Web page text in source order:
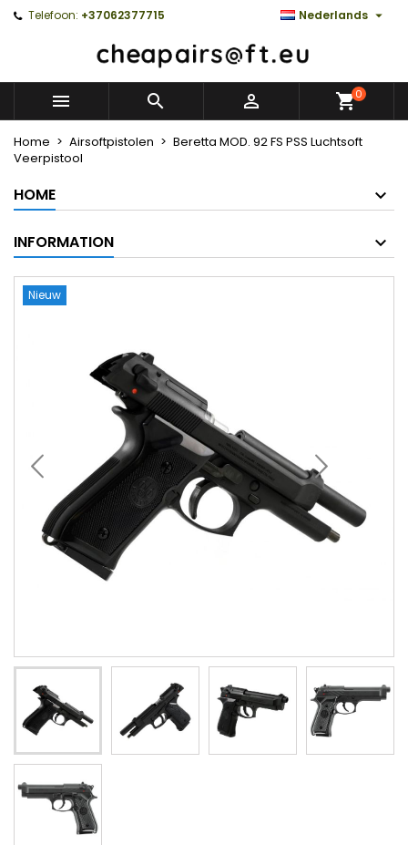
Telefoon: +37062377715 Nederlands 
   0
Home Airsoftpistolen
Beretta MOD. 92 FS PSS Luchtsoft
Veerpistool
HOME
INFORMATION
Nieuw